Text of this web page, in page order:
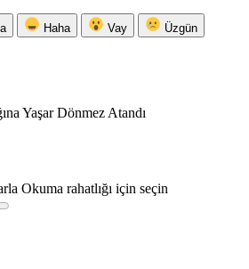
Haha Vay Üzgün
Yaşar Dönmez Atandı
Okuma rahatlığı için seçin